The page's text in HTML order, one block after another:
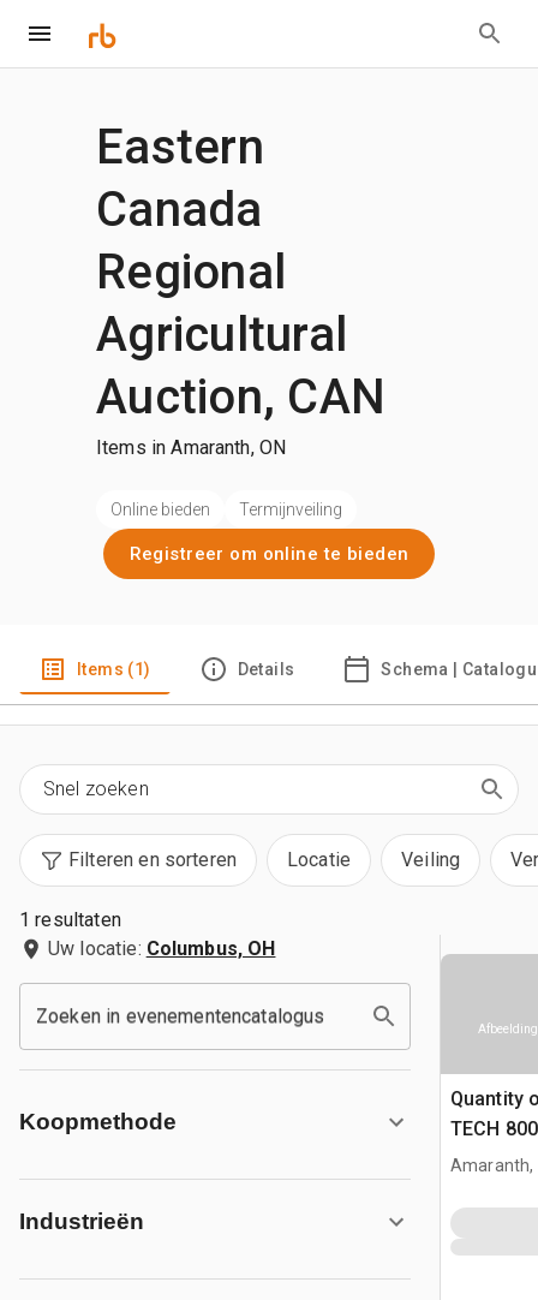
Eastern
Canada
Regional
Agricultural
Auction, CAN
Items in Amaranth, ON
Online bieden Termijnveiling
Registreer om online te bieden
Items (1) Details Schema |
Filteren en sorteren Locatie Veiling
1 resultaten
Uw locatie: Columbus, OH
Zoeken in evenementencatalogus
Koopmethode
Industrieën
Quantity
TECH
Deere
Amaranth,